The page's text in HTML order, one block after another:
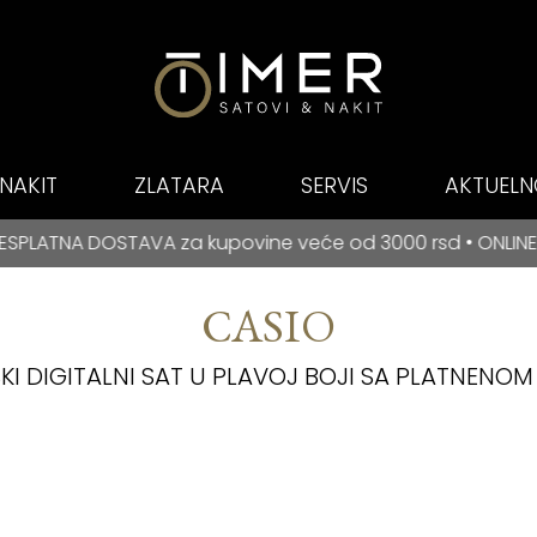
ZLATARA SERVIS
NA RATE ZA BANCA INTESA KARTICE
za kupovine veće od 3000 rsd • ONLINE PLAĆANJE NA
CASIO
DIGITALNI SAT U PLAVOJ BOJI SA